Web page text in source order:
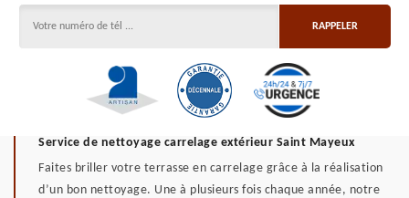
Service de nettoyage carrelage extérieur Saint Mayeux
Faites briller votre terrasse en carrelage grâce à la réalisation
d’un bon nettoyage. Une à plusieurs fois chaque année, notre